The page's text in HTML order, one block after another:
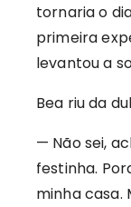
tornaria o
primeira
levantou a
Bea riu da
— Não sei,
festinha.
minha casa.